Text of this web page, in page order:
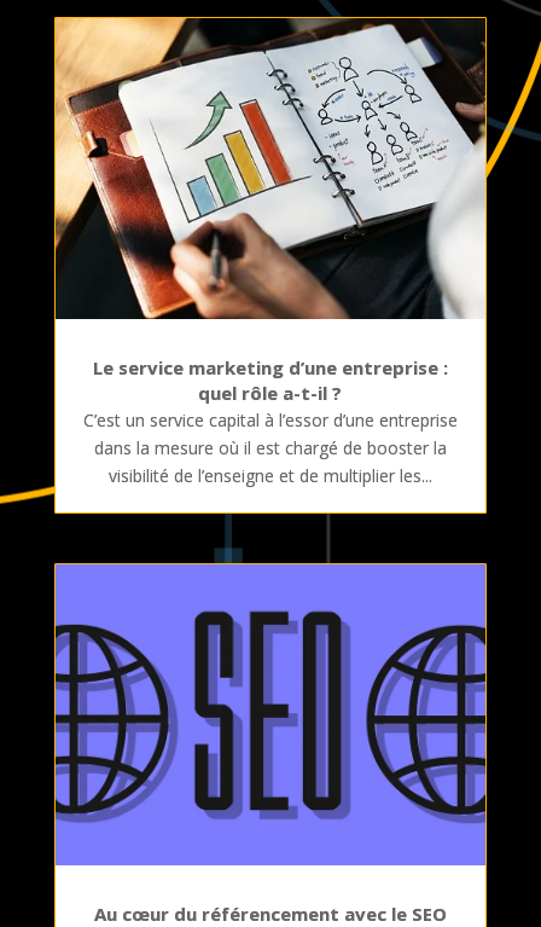
Le service marketing d’une entreprise :
quel rôle a-t-il ?
C’est un service capital à l’essor d’une entreprise
dans la mesure où il est chargé de booster la
visibilité de l’enseigne et de multiplier les...
Au cœur du référencement avec le SEO